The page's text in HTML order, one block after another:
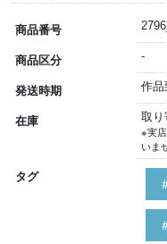
商品番号 2796_
商品区分 -
発送時期 作品
在庫 取り
※実
いま
タグ